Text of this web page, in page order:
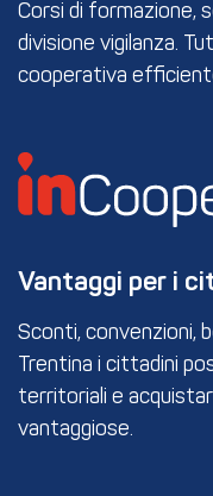
Corsi di formazione,
divisione vigilanza.
cooperativa
Vantaggi per i
Sconti, convenzioni,
Trentina i cittadini
territoriali e
vantaggiose.